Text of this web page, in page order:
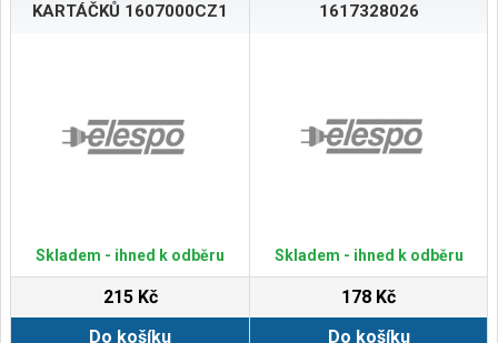
KARTÁČKŮ 1607000CZ1
Skladem - ihned k odběru
215 Kč
Do košíku
1617328026
Skladem - ihned k odběru
178 Kč
Do košíku